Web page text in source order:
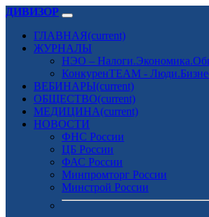
ДИВИЗОР
ГЛАВНАЯ(current)
ЖУРНАЛЫ
НЭО –
КонкуренTEAM -
ВЕБИНАРЫ(current)
ОБЩЕСТВО(current)
МЕДИЦИНА(current)
НОВОСТИ
ФНС России
ЦБ России
ФАС России
Минпромторг России
Минстрой России